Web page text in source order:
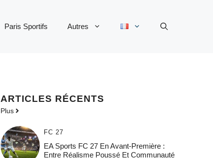
Paris Sportifs Autres
ARTICLES RÉCENTS
Plus
FC 27
EA Sports FC 27 En Avant-Première :
Entre Réalisme Poussé Et Communauté